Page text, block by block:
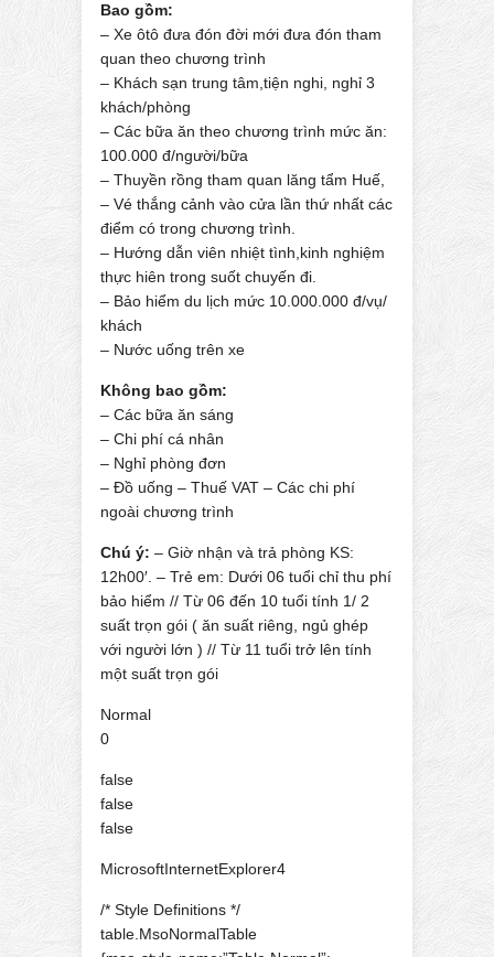
Bao gồm:
– Xe ôtô đưa đón đời mới đưa đón tham
quan theo chương trình
– Khách sạn trung tâm,tiện nghi, nghỉ 3
khách/phòng
– Các bữa ăn theo chương trình mức ăn:
100.000 đ/người/bữa
– Thuyền rồng tham quan lăng tẩm Huế,
– Vé thắng cảnh vào cửa lần thứ nhất các
điểm có trong chương trình.
– Hướng dẫn viên nhiệt tình,kinh nghiệm
thực hiên trong suốt chuyến đi.
– Bảo hiểm du lịch mức 10.000.000 đ/vụ/
khách
– Nước uống trên xe
Không bao gồm:
– Các bữa ăn sáng
– Chi phí cá nhân
– Nghỉ phòng đơn
– Đồ uống – Thuế VAT – Các chi phí
ngoài chương trình
Chú ý: – Giờ nhận và trả phòng KS:
12h00′. – Trẻ em: Dưới 06 tuổi chỉ thu phí
bảo hiểm // Từ 06 đến 10 tuổi tính 1/ 2
suất trọn gói ( ăn suất riêng, ngủ ghép
với người lớn ) // Từ 11 tuổi trở lên tính
một suất trọn gói
Normal
0
false
false
false
MicrosoftInternetExplorer4
/* Style Definitions */
table.MsoNormalTable